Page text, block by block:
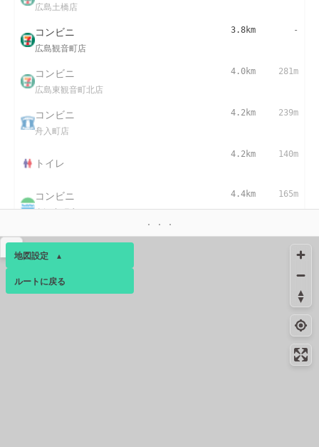
広島土橋店
コンビニ
広島観音町店
3.8km -
コンビニ
広島東観音町北店
4.0km 281m
コンビニ
舟入町店
4.2km 239m
トイレ
4.2km 140m
コンビニ
東観音町店
4.4km 165m
コンビニ
広島観音本町一丁目店
4.6km -
コンビニ
広島新観音橋店
-
295m
地図設定 ▴
ベース ▴
ルートに戻る